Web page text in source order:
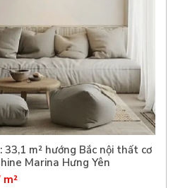
m² hướng Bắc nội thất cơ
Marina Hưng Yên
m²